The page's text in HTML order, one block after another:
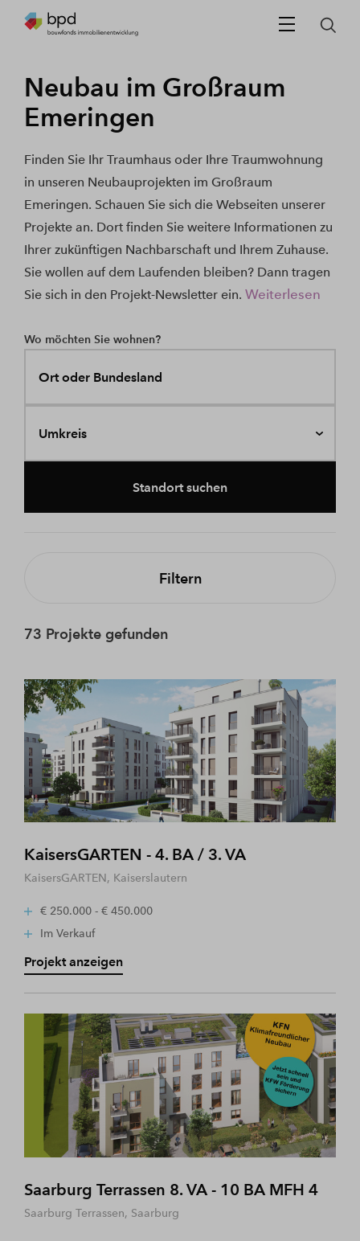
Neubau im Großraum
Emeringen
Finden Sie Ihr Traumhaus oder Ihre Traumwohnung
in unseren Neubauprojekten im Großraum
Emeringen. Schauen Sie sich die Webseiten unserer
Projekte an. Dort finden Sie weitere Informationen zu
Ihrer zukünftigen Nachbarschaft und Ihrem Zuhause.
Sie wollen auf dem Laufenden bleiben? Dann tragen
Sie sich in den Projekt-Newsletter ein. Weiterlesen
Wo möchten Sie wohnen?
Ort oder Bundesland
Umkreis
Standort suchen
Filtern
73 Projekte gefunden
KaisersGARTEN - 4. BA / 3. VA
KaisersGARTEN, Kaiserslautern
€ 250.000 - € 450.000
Im Verkauf
Projekt anzeigen
Saarburg Terrassen 8. VA - 10 BA MFH 4
Saarburg Terrassen, Saarburg